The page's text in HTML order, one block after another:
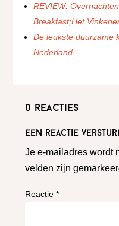
REVIEW:
Breakfast;Het
De leukste duurzame
Nederland
0 reacties
Een reactie
Je e-mailadres wordt
velden zijn
Reactie*